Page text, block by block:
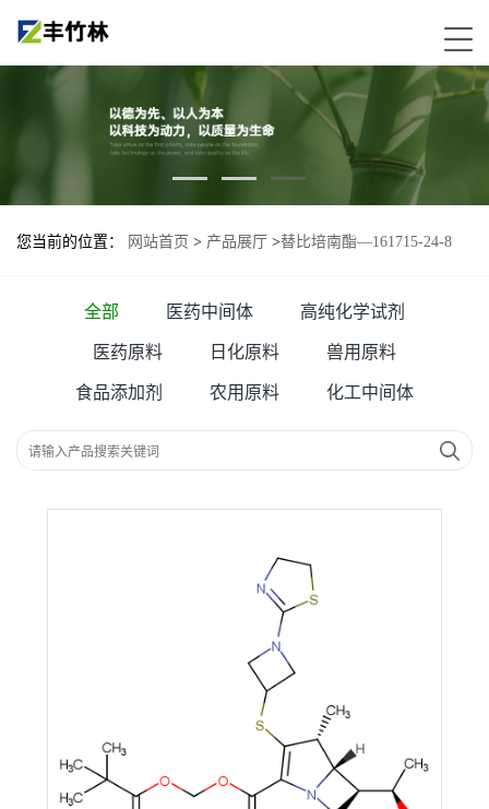
您当前的位置： 网站首页 > 产品展厅 >替比培南酯—161715-24-8
全部 医药中间体 高纯化学试剂
医药原料 日化原料 兽用原料
食品添加剂 农用原料 化工中间体